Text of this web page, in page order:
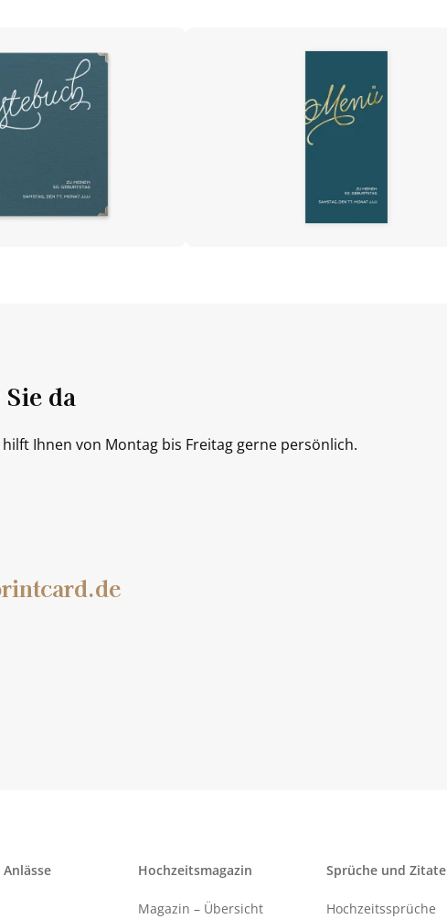
da
hilft Ihnen von Montag bis Freitag gerne persönlich.
Hochzeitsmagazin
Magazin – Übersicht
Sprüche und Zitate
Hochzeitssprüche